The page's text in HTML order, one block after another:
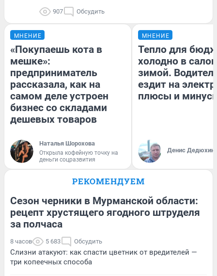
907 Обсудить
МНЕНИЕ
«Покупаешь кота в
мешке»:
предприниматель
рассказала, как на
самом деле устроен
бизнес со складами
дешевых товаров
Наталья Шорохова
Открыла кофейную точку на
деньги соцразвития
МНЕНИЕ
Тепло для
холодно в
зимой.
ездит на
плюсы и
Денис Дедюхин
РЕКОМЕНДУЕМ
Сезон черники в Мурманской области:
рецепт хрустящего ягодного штруделя
за полчаса
8 часов 5 683 Обсудить
Слизни атакуют: как спасти цветник от вредителей —
три копеечных способа